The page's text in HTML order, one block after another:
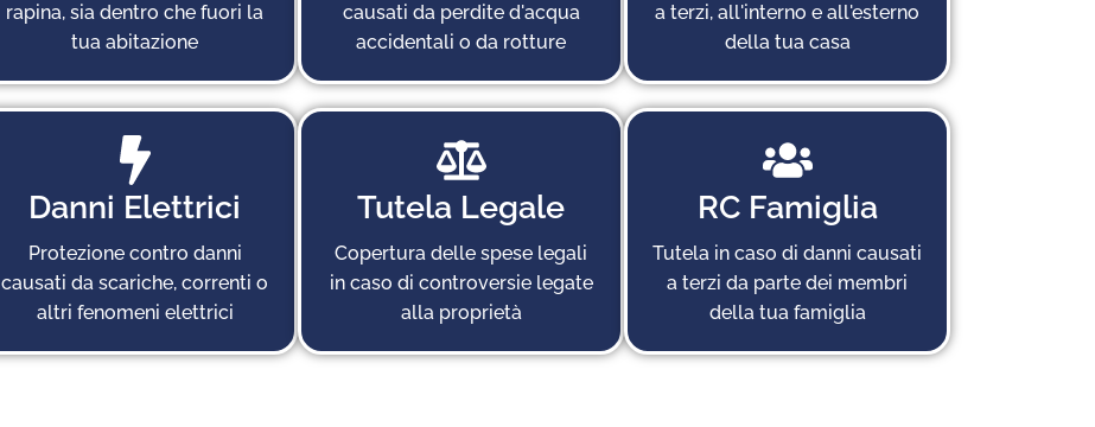
rapina, sia dentro che fuori la
tua abitazione
causati da perdite d'acqua
accidentali o da rotture
a terzi, all'interno e all'esterno
della tua casa
Danni Elettrici
Protezione contro danni
causati da scariche, correnti o
altri fenomeni elettrici
Tutela Legale
Copertura delle spese legali
in caso di controversie legate
alla proprietà
RC Famiglia
Tutela in caso di danni causati
a terzi da parte dei membri
della tua famiglia